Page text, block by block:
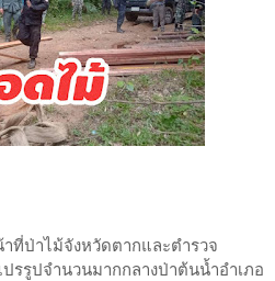
ที่ป่าไม้จังหวัดตากและตำรวจ
รรูปจำนวนมากกลางป่าต้นน้ำอำเภอ